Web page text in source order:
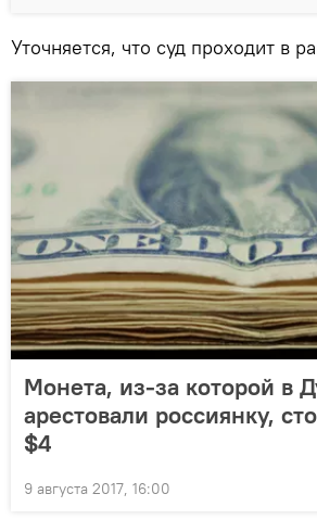
Уточняется, что суд проходит в
Монета, из-за которой в
арестовали россиянку,
$4
9 августа 2017, 16:00